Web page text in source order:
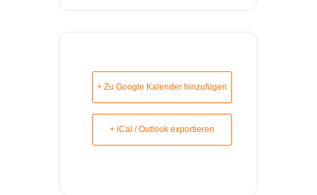
+ Zu Google Kalender hinzufügen
+ iCal / Outlook exportieren